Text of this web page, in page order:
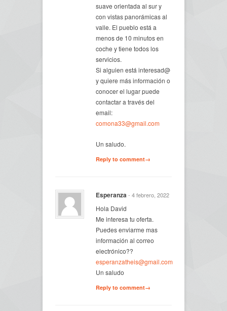
suave orientada al sur y
con vistas panorámicas al
valle. El pueblo está a
menos de 10 minutos en
coche y tiene todos los
servicios.
Si alguien está interesad@
y quiere más información o
conocer el lugar puede
contactar a través del
email:
comona33@gmail.com
Un saludo.
Reply to comment→
Esperanza- 4 febrero, 2022
Hola David
Me interesa tu oferta.
Puedes enviarme mas
información al correo
electrónico??
esperanzatheis@gmail.com
Un saludo
Reply to comment→